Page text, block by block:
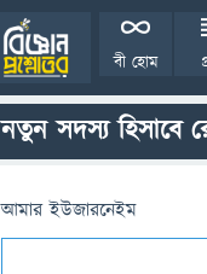
বী হোম
নতুন সদস্য হিসাবে
আমার ইউজারনেইম